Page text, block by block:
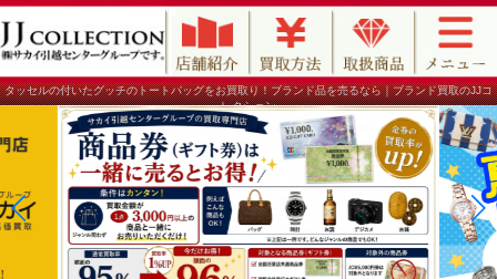
タッセルの付いたグッチのトートバッグをお買取り！ブランド品を売るなら｜ブランド買取のJJコ
レクション